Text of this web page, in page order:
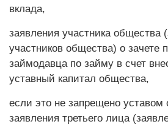
вклада,
заявления участника общества
участников общества) о зачете
займодавца по займу в счет
уставный капитал общества,
если это не запрещено уставом
заявления третьего лица